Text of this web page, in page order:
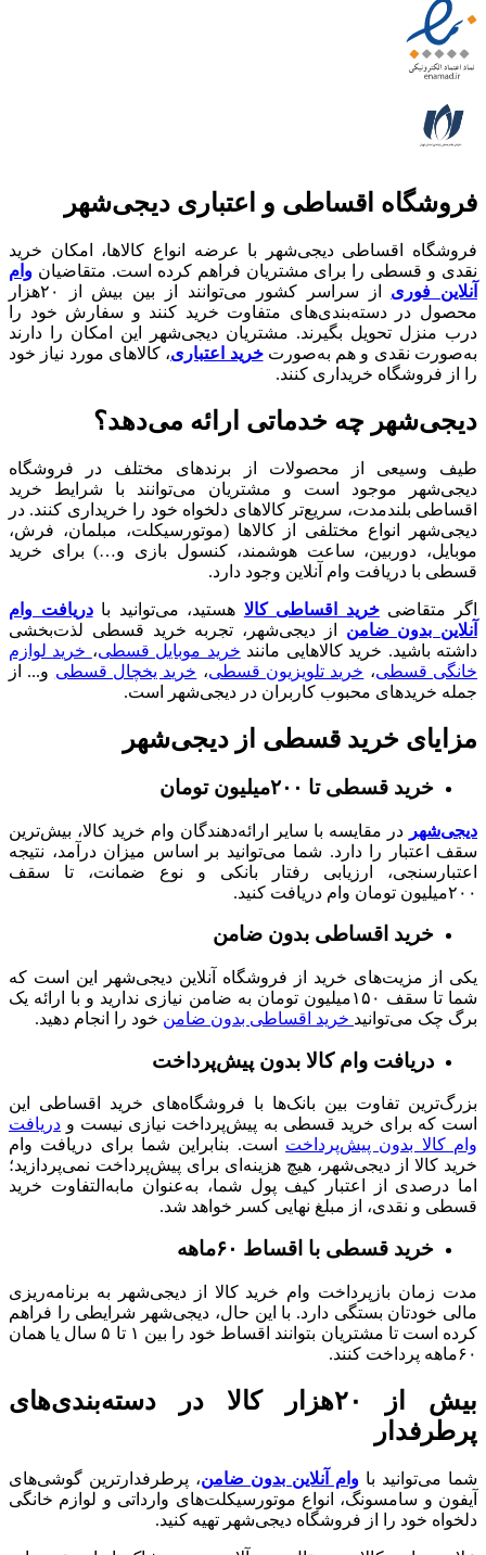
فروشگاه اقساطی و اعتباری دیجی‌شهر
فروشگاه اقساطی دیجی‌شهر با عرضه انواع کالا‌ها، امکان خرید
نقدی و قسطی را برای مشتریان فراهم کرده است. متقاضیان وام
آنلاین فوری
از سراسر کشور می‌توانند از بین بیش از ۲۰هزار
محصول در دسته‌بندی‌های متفاوت خرید کنند و سفارش خود را
درب منزل تحویل بگیرند. مشتریان دیجی‌شهر این امکان را دارند
به‌صورت نقدی و هم به‌صورت خرید اعتباری، کالاهای مورد نیاز خود
را از فروشگاه خریداری کنند.
دیجی‌شهر چه خدماتی ارائه می‌دهد؟
طیف وسیعی از محصولات از برندهای مختلف در فروشگاه
دیجی‌شهر موجود است و مشتریان می‌توانند با شرایط خرید
اقساطی بلندمدت، سریع‌تر کالاهای دلخواه خود را خریداری کنند. در
دیجی‌شهر انواع مختلفی از کالاها (موتورسیکلت، مبلمان، فرش،
موبایل، دوربین، ساعت هوشمند، کنسول بازی و…) برای خرید
قسطی با دریافت وام آنلاین وجود دارد.
اگر متقاضیخرید اقساطی کالا هستید، می‌توانید بادریافت وام
آنلاین بدون ضامن
از دیجی‌شهر، تجربه خرید قسطی لذت‌بخشی
داشته باشید. خرید کالا‌هایی مانند خرید موبایل قسطی، خرید لوازم
خانگی قسطی، خرید تلویزیون قسطی، خرید یخچال قسطی و... از
جمله خرید‌های محبوب کاربران در دیجی‌شهر است.
مزایای خرید قسطی از دیجی‌شهر
خرید قسطی تا ۲۰۰میلیون تومان
دیجی‌شهر در مقایسه با سایر ارائه‌دهندگان وام خرید کالا، بیش‌ترین
سقف اعتبار را دارد. شما می‌توانید بر اساس میزان درآمد، نتیجه
اعتبارسنجی، ارزیابی رفتار بانکی و نوع ضمانت، تا سقف
۲۰۰میلیون تومان وام دریافت کنید.
خرید اقساطی بدون ضامن
یکی از مزیت‌های خرید از فروشگاه آنلاین دیجی‌شهر این است که
شما تا سقف ۱۵۰میلیون تومان به ضامن نیازی ندارید و با ارائه یک
برگ چک می‌توانید خرید اقساطی بدون ضامن خود را انجام دهید.
دریافت وام کالا بدون پیش‌پرداخت
بزرگ‌ترین تفاوت بین بانک‌ها با فروشگاه‌های خرید اقساطی این
است که برای خرید قسطی به پیش‌پرداخت نیازی نیست و دریافت
وام کالا بدون پیش‌پرداخت
است. بنابراین شما برای دریافت وام
خرید کالا از دیجی‌شهر، هیچ هزینه‌ای برای پیش‌پرداخت نمی‌پردازید؛
اما درصدی از اعتبار کیف پول شما، به‌عنوان مابه‌التفاوت خرید
قسطی و نقدی، از مبلغ نهایی کسر خواهد شد.
خرید قسطی با اقساط ۶۰ماهه
مدت زمان بازپرداخت وام خرید کالا از دیجی‌شهر به برنامه‌ریزی
مالی خودتان بستگی دارد. با این حال، دیجی‌شهر شرایطی را فراهم
کرده است تا مشتریان بتوانند اقساط خود را بین ۱ تا ۵ سال یا همان
۶۰ماهه پرداخت کنند.
بیش از ۲۰هزار کالا در دسته‌بندی‌های
پرطرفدار
شما می‌توانید با وام آنلاین بدون ضامن، پرطرفدارترین گوشی‌های
آیفون و سامسونگ، انواع موتورسیکلت‌‌های وارداتی و لوازم خانگی
دلخواه خود را از فروشگاه دیجی‌شهر تهیه کنید.